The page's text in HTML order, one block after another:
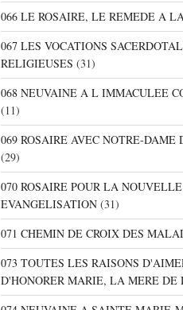
066 LE ROSAIRE, LE REMEDE A
067 LES VOCATIONS
RELIGIEUSES (31)
068 NEUVAINE A L IMMACULEE
(11)
069 ROSAIRE AVEC NOTRE-DAME
(29)
070 ROSAIRE POUR LA NOUVELLE
EVANGELISATION(31)
071 CHEMIN DE CROIX DES
073 TOUTES LES RAISONS
D'HONORER MARIE, LA MERE DE